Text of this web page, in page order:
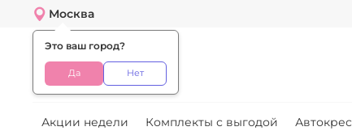
Москва
Это ваш город?
Да Нет
Меню
Акции недели Комплекты с выгодой